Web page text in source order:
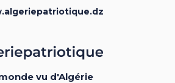
vu d'Algérie